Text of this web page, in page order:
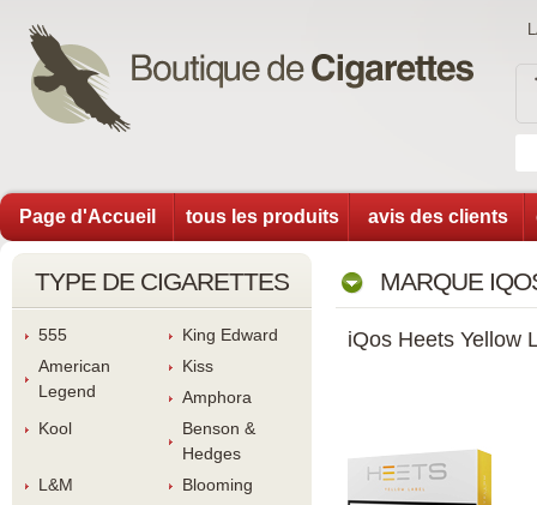
Page d'Accueil tous les produit avis des client
TYPE DE CIGARETTES
555
King Edward
American
Legend
Ki
Amphora
Kool
Benson &
Hedge
L&M
Blooming
MARQUE
iQos Heets Yellow